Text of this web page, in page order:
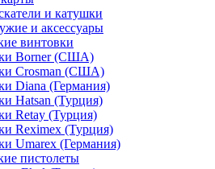
и катушки
и аксессуары
винтовки
Borner (США)
Crosman (США)
Diana (Германия)
Hatsan (Турция)
Retay (Турция)
Reximex (Турция)
Umarex (Германия)
пистолеты